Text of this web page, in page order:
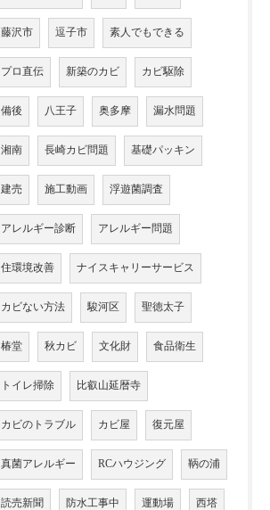
藤沢市 逗子市 素人でもできる
プロ直伝 新築のカビ カビ駆除
備後 八王子 奥多摩 漏水問題
湘南 長崎カビ問題 基礎パッキン
建売 施工動画 浮遊菌調査
アレルギー診断 アレルギー問題
住環境改善 ナイスキャリーサービス
カビない方法 駿河区 聖徳太子
椿堂 秋カビ 文化財 食品衛生
トイレ掃除 比叡山延暦寺
カビのトラブル カビ屋 復元屋
真菌アレルギー RCハウジング 鞆の浦
読売新聞 防水工事中 運動場 西塔